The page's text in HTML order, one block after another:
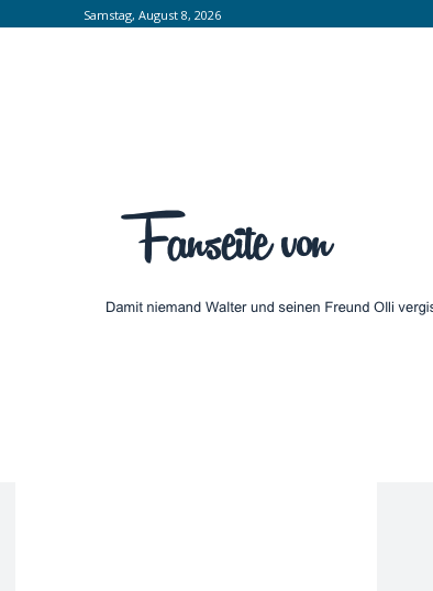
Samstag, August 8, 2026